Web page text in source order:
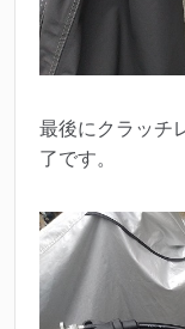
最後にクラッチ
了です。